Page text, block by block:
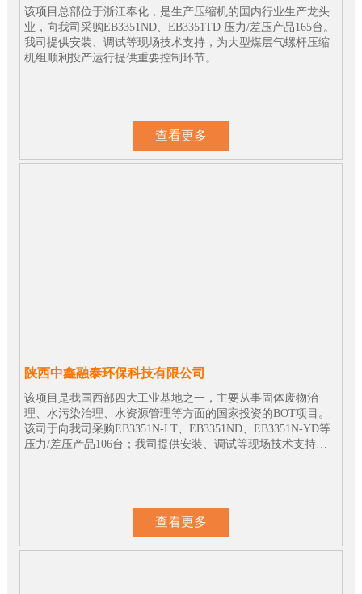
该项目总部位于浙江奉化，是生产压缩机的国内行业生产龙头
业，向我司采购EB3351ND、EB3351TD 压力/差压产品165台。
我司提供安装、调试等现场技术支持，为大型煤层气螺杆压缩
机组顺利投产运行提供重要控制环节。
查看更多
陕西中鑫融泰环保科技有限公司
该项目是我国西部四大工业基地之一，主要从事固体废物治
理、水污染治理、水资源管理等方面的国家投资的BOT项目。
该司于向我司采购EB3351N-LT、EB3351ND、EB3351N-YD等
压力/差压产品106台；我司提供安装、调试等现场技术支持，
查看更多